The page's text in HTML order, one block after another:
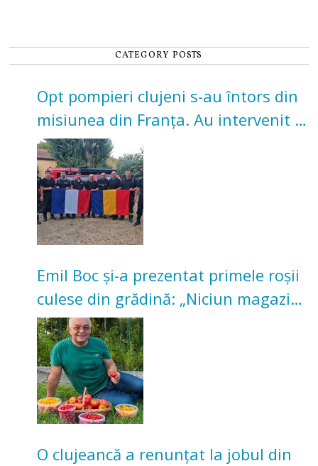
CATEGORY POSTS
Opt pompieri clujeni s-au întors din
misiunea din Franța. Au intervenit la
incendii de vegetație și pădure
Emil Boc și-a prezentat primele roșii
culese din grădină: „Niciun magazin
nu poate oferi această satisfacție”
O clujeancă a renunțat la jobul din